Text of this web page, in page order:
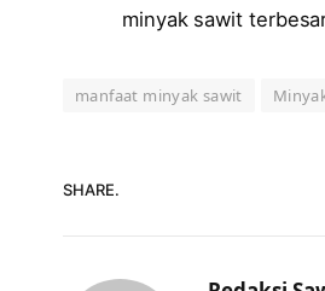
minyak sawit
manfaat minyak sawit
SHARE.